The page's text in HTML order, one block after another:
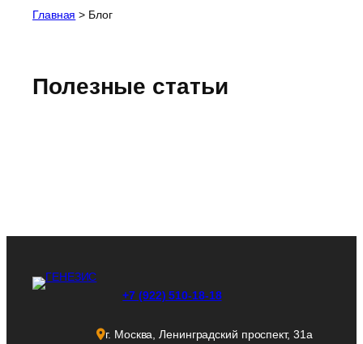
Главная > Блог
Полезные статьи
+7 (922) 510-18-18
г. Москва, Ленинградский проспект, 31а